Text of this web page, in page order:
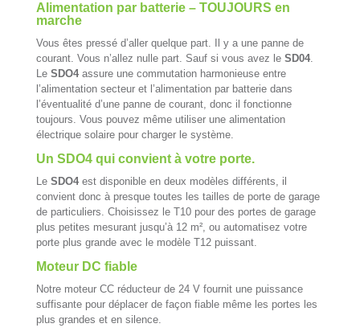
Alimentation par batterie – TOUJOURS en
marche
Vous êtes pressé d’aller quelque part. Il y a une panne de
courant. Vous n’allez nulle part. Sauf si vous avez le SD04.
Le SDO4 assure une commutation harmonieuse entre
l’alimentation secteur et l’alimentation par batterie dans
l’éventualité d’une panne de courant, donc il fonctionne
toujours. Vous pouvez même utiliser une alimentation
électrique solaire pour charger le système.
Un SDO4 qui convient à votre porte.
Le SDO4 est disponible en deux modèles différents, il
convient donc à presque toutes les tailles de porte de garage
de particuliers. Choisissez le T10 pour des portes de garage
plus petites mesurant jusqu’à 12 m², ou automatisez votre
porte plus grande avec le modèle T12 puissant.
Moteur DC fiable
Notre moteur CC réducteur de 24 V fournit une puissance
suffisante pour déplacer de façon fiable même les portes les
plus grandes et en silence.